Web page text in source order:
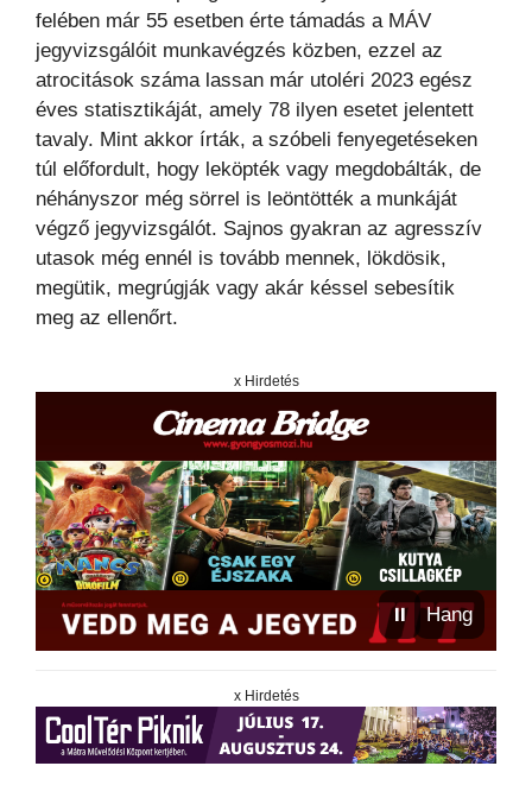
felében már 55 esetben érte támadás a MÁV
jegyvizsgálóit munkavégzés közben, ezzel az
atrocitások száma lassan már utoléri 2023 egész
éves statisztikáját, amely 78 ilyen esetet jelentett
tavaly. Mint akkor írták, a szóbeli fenyegetéseken
túl előfordult, hogy leköpték vagy megdobálták, de
néhányszor még sörrel is leöntötték a munkáját
végző jegyvizsgálót. Sajnos gyakran az agresszív
utasok még ennél is tovább mennek, lökdösik,
megütik, megrúgják vagy akár késsel sebesítik
meg az ellenőrt.
x Hirdetés
⏸ Hang
x Hirdetés